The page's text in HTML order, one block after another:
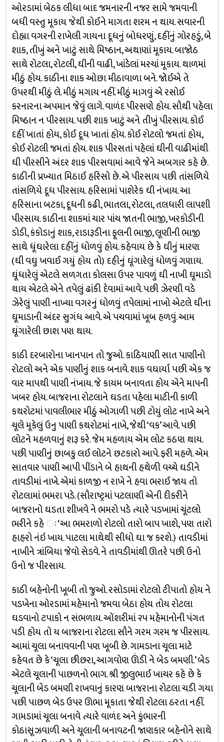
ઓરડામાં બેઠક લીધા બાદ જમનારની નજર સામે જમવાની
બધી વસ્તુ મૂકાય જેથી કોઈને માગતા શરમ ન થાય. સવારની
દોહ્યા વગરની રાખેલી ગાયના દૂધનું બોધરણું, દહીંનું ગોરહડું, બે
શાક, તીખું અને ખાટું સાથે મિષ્ઠાન, અથાણાં મૂકાય. બાજોઠ
સાથે રોટલા, રોટલી, ઘીની વાઢી, ખાંડેલાં મરચાં મૂકાય. થાળમાં
મીઠું હોય. કાઠીના શાક ઓછા મીઠાવાળા બને. જોઈએ તે
ઉપરથી મીઠું લે. મીઠું મગાય નહીં. મીઠું માગવું એ રસોઈ
કરનારના અપમાન જેવું લાગે. વાળંદ પીરસણે હોય. સૌથી પહેલા
મિષ્ઠાન ન પીરસાય. પછી શાક ખાટું અને તીખું પીરસાય. કોઈ
દહીં ખાતાં હોય, કોઈ દૂધ ખાતાં હોય. કોઈ રોટલો જમતાં હોય,
કોઈ રોટલી જમતાં હોય. શાક પીરસતાં પહેલાં ઘીની વાઢીમાંથી
ઘી પીરસીને અંદર શાક પીરસવામાં આવે જેને અબગાર કહે છે.
કાઠીની પ્રખ્યાત મિઠાઈ હરિસો છે. એ પીરસાય પછી તાંસળિયે
તાંસળિયે દૂધ પીરસાય. હરિસામાં પાશેરેક ઘી નંખાય. આ
હરિસાના બટકા, દૂધની કઢી, ભાતલા, રોટલા, તલધારી લાપશી
પીરસાય. કાઠીના શાકમાં ચાર પાંચ જાતની ભાજી, ખરકોડીની
ડોડી, કંકોડાનું શાક, રાડારૂડીના ફૂલની ભાજી, લૂણીની ભાજી
સાથે ધૂંઘારેલા દહીંનું ધોળવું હોય. કહેવાય છે કે ઘીનું મારણ
(ઘી વઘુ ખવાઈ ગયું હોય તો) દહીનું ઘૂંગારેલું ધોળવું ગણાય.
ઘૂંધારેલું એટલે સળગતા કોલસા ઉપર પાવળું ઘી નાખી ઘૂમાડો
થાય એટલે એને તપેલું ઢાંકી દેવામાં આવે. પછી ઝેરણી વડે
ઝેરેલું પાણી નાખ્યા વગરનું ધોળવું તપેલામાં નાખો એટલે ઘીના
ઘૂમાડાની અંદર સુગંધ આવે. એ પચવામાં ખૂબ હળવું. આમ
ઘૂંગારેલી છાશ પણ થાય.
કાઠી દરબારોના ખાનપાન તો જુઓ. કાઠિયાણી સાત પાણીનો
રોટલો અને એક પાણીનું શાક બનાવે. શાક વઘાર્યા પછી એક જ
વાર માપથી પાણી નંખાય. જે કાયમ બનાવતા હોય એને માપની
ખબર હોય. બાજરાના રોટલાને ઘડતા પહેલા માટીની કાળી
કથરોટમાં પાવલીભાર મીઠું ઓગાળી પછી ટોયું લોટ નાખે અને
ચૂલે મૂકેલું ઉનુ પાણી કથરોટમાં નાખે, જેથી ‘વક’ આવે. પછી
લોટને મહળવાનું શરૂ કરે. જેમ મહળાય એમ લોટ કઠણ થાય.
પછી પાણીનું છાબકુ લઈ લોટને છટકારો આપે. ફરી મહળે. એમ
સાતવાર પાણી આપી પીંડાને બે હાથની હથેળી વચ્ચે ઘડીને
તાવડીમાં નાખે. એમાં કાળજી ન રાખે ને હવા ભરાઈ જાય તો
રોટલામાં ભમરા પડે. (સૌરાષ્ટ્રમાં પટલાણી એની દીકરીને
બાજરાનો ઘડતા શીખવે ને ભમરો પડે ત્યારે પડખામાં ચૂંટલો
ભરીને કહે ઃ ‘આ ભમરાળો રોટલો તારો બાપ ખાશે, પણ તારો
હાહરો નંઇ ખાય. પાટલા માથેથી સીધો ઘા જ કરશે.) તાવડીમાં
નાખીને ત્રાંબિયા જેવો સેડવે. ને તાવડીમાંથી ઊતરે પછી ઉનો
ઉનો જ પીરસાય.
કાઠી બહેનોની ખૂબી તો જુઓ. રસોડામાં રોટલો ટીપાતો હોય ને
પડખેના ઓરડામાં મહેમાનો જમવા બેઠા હોય તોય રોટલા
ઘડવાનો ટપાકો ન સંભળાય. ઓંશરીમાં ૨૫ મહેમાનોની પંગત
પડી હોય તો ય બાજરાના રોટલા સૌને ગરમ ગરમ જ પીરસાય.
આમાં ચૂલા બનાવવાની પણ ખૂબી છે. ગામડાના ચૂલા માટે
કહેવત છે કે ‘ચૂલા છીછરા, આગવોણ ઊંડી ને બેડ બમણી.’ બેડ
એટલે ચૂલાની પાછળનો ભાગ. શ્રી જીલુભાઈ ખાચર કહે છે કે
ચૂલાની બેડ બમણી રાખવાનું કારણ બાજરાના રોટલા ચડી ગયા
પછી પાછળ બેડ ઉપર ઊભા મૂકાતા જેથી રોટલા ઠરતા નહીં.
ગામડામાં ચૂલા બનાવે ત્યારે વાળંદ અને કુંભારની
કોઠાસૂઝવાળી અને ચૂલાની બનાવટની જાણકાર બહેનોને સાથે